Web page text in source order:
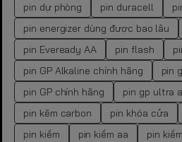
pin dự phòng
pin duracell
pin energizer dùng được bao lâu
pin Eveready AA
pin flash
pin GP Alkaline chính hãng
pin
pin GP chính hãng
pin gp ultra
pin kẽm carbon
pin khóa cửa
pin kiềm
pin kiềm aa
pin